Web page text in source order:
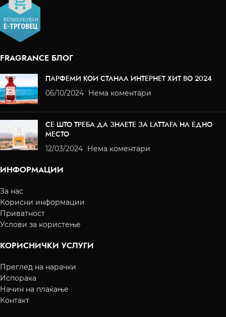
FRAGRANCE БЛОГ
ПАРФЕМИ КОИ СТАНАА ИНТЕРНЕТ ХИТ ВО 2024
06/10/2024 Нема коментари
СЕ ШТО ТРЕБА ДА ЗНАЕТЕ ЗА LATTAFA НА ЕДНО
МЕСТО
12/03/2024 Нема коментари
ИНФОРМАЦИИ
За нас
Корисни информации
Приватност
Услови за користење
КОРИСНИЧКИ УСЛУГИ
Преглед на нарачки
Испорака
Начин на плаќање
Контакт